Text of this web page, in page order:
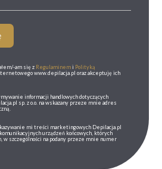
am się z Regulaminemi Polityką
www.depilacja.pl oraz akceptuję ich
informacji handlowych dotyczących
sp. z o.o. na wskazany przeze mnie adres
mi treści marketingowych Depilacja.pl
urządzeń końcowych, których
szczególności na podany przeze mnie numer